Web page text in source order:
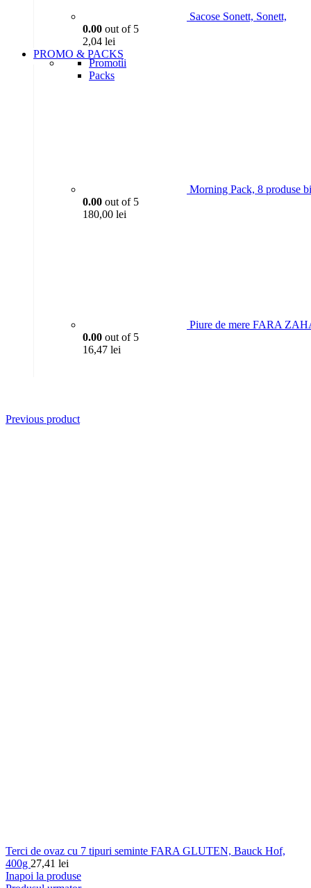
Sacose Sonett, Sonett,
0.00 out of 5
2,04 lei
PROMO & PACKS
Promotii
Packs
Morning Pack, 8 produse
0.00 out of 5
180,00 lei
Piure de mere FARA
0.00 out of 5
16,47 lei
Previous product
Terci de ovaz cu 7 tipuri seminte FARA GLUTEN, Bauck Hof,
400g 27,41 lei
Inapoi la produse